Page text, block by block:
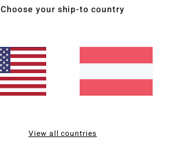
Choose your ship-to country
View all countries